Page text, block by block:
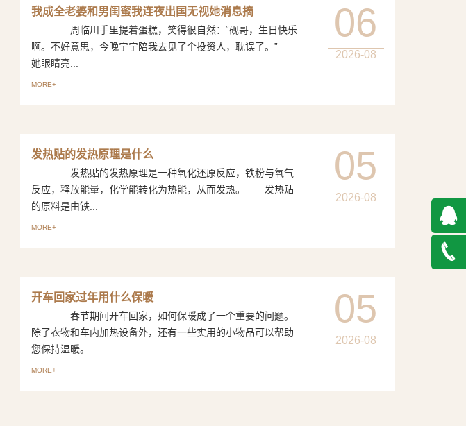
我成全老婆和男闺蜜我连夜出国无视她消息摘
周临川手里提着蛋糕，笑得很自然：“砚哥，生日快乐
啊。不好意思，今晚宁宁陪我去见了个投资人，耽误了。”
她眼睛亮...
MORE+
06
2026-08
发热贴的发热原理是什么
发热贴的发热原理是一种氧化还原反应，铁粉与氧气
反应，释放能量，化学能转化为热能，从而发热。 发热贴
的原料是由铁...
MORE+
05
2026-08
开车回家过年用什么保暖
春节期间开车回家，如何保暖成了一个重要的问题。
除了衣物和车内加热设备外，还有一些实用的小物品可以帮助
您保持温暖。...
MORE+
05
2026-08
QQ在